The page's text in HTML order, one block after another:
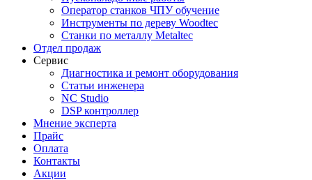
Оператор станков ЧПУ обучение
Инструменты по дереву Woodtec
Станки по металлу Metaltec
Отдел продаж
Сервис
Диагностика и ремонт оборудования
Статьи инженера
NC Studio
DSP контроллер
Мнение эксперта
Прайс
Оплата
Контакты
Акции